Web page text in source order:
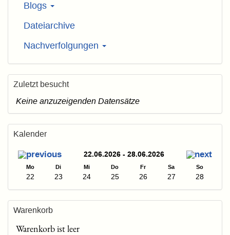
Blogs
Dateiarchive
Nachverfolgungen
Zuletzt besucht
Keine anzuzeigenden Datensätze
Kalender
22.06.2026 - 28.06.2026
Mo Di Mi Do Fr Sa So
22 23 24 25 26 27 28
Warenkorb
Warenkorb ist leer